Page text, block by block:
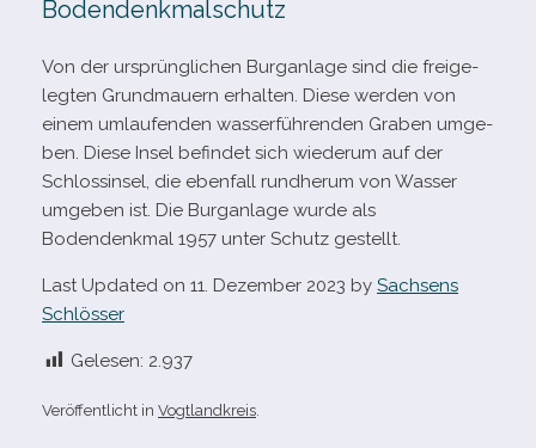
Bodendenkmalschutz
Von der ursprüng­li­chen Burganlage sind die frei­ge­
leg­ten Grundmauern erhal­ten. Diese wer­den von
einem umlau­fen­den was­ser­füh­ren­den Graben umge­
ben. Diese Insel befin­det sich wie­derum auf der
Schlossinsel, die eben­fall rund­herum von Wasser
umge­ben ist. Die Burganlage wurde als
Bodendenkmal 1957 unter Schutz gestellt.
Last Updated on 11. Dezember 2023 by Sachsens
Schlösser
Gelesen: 2.937
Veröffentlicht in Vogtlandkreis